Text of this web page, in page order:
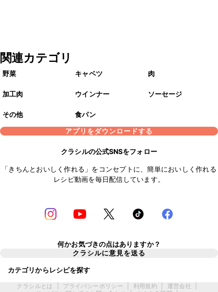
関連カテゴリ
野菜 キャベツ 肉
加工肉 ウインナー ソーセージ
その他
食パン
アプリをダウンロードする
クラシルの公式SNSをフォロー
「きちんとおいしく作れる」をコンセプトに、簡単においしく作れる
レシピ動画を毎日配信しています。
何かお気づきの点はありますか？
クラシルに意見を送る
カテゴリからレシピを探す
クラシルとは プライバシーポリシー 利用規約 運営会社